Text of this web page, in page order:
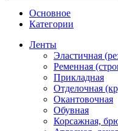
Основное
Категории
Ленты
Эластичная
Ременная
Прикладная
Отделочная
Окантовочная
Обувная
Корсажная,